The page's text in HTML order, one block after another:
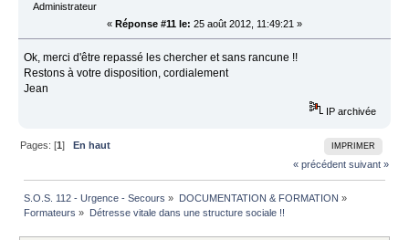
Administrateur
« Réponse #11 le: 25 août 2012, 11:49:21 »
Ok, merci d'être repassé les chercher et sans rancune !!
Restons à votre disposition, cordialement
Jean
IP archivée
IMPRIMER
Pages: [1]En haut
« précédent suivant »
S.O.S. 112 - Urgence - Secours » DOCUMENTATION & FORMATION »
Formateurs » Détresse vitale dans une structure sociale !!